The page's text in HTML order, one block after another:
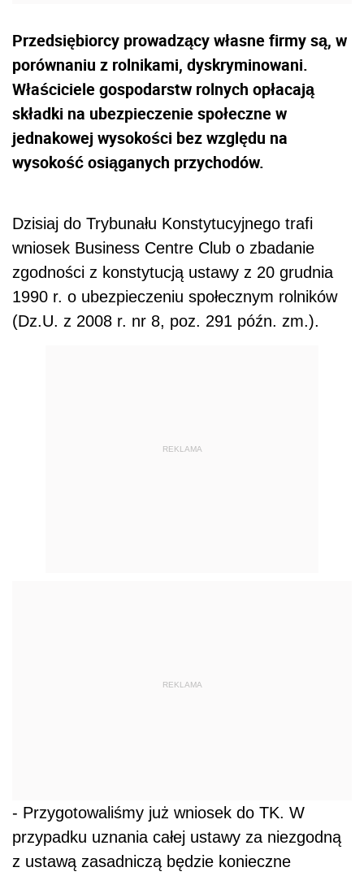
Przedsiębiorcy prowadzący własne firmy są, w
porównaniu z rolnikami, dyskryminowani.
Właściciele gospodarstw rolnych opłacają
składki na ubezpieczenie społeczne w
jednakowej wysokości bez względu na
wysokość osiąganych przychodów.
Dzisiaj do Trybunału Konstytucyjnego trafi
wniosek Business Centre Club o zbadanie
zgodności z konstytucją ustawy z 20 grudnia
1990 r. o ubezpieczeniu społecznym rolników
(Dz.U. z 2008 r. nr 8, poz. 291 późn. zm.).
REKLAMA
REKLAMA
- Przygotowaliśmy już wniosek do TK. W
przypadku uznania całej ustawy za niezgodną
z ustawą zasadniczą będzie konieczne